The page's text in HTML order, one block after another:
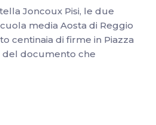
Joncoux Pisi, le due
media Aosta di Reggio
centinaia di firme in Piazza
del documento che